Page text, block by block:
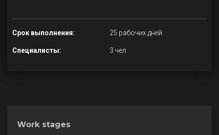
Срок выполнения: 25 рабочих дней
Специалисты: 3 чел.
Work stages